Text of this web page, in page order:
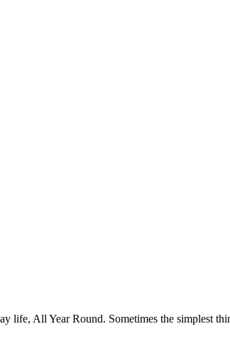
life, All Year Round. Sometimes the simplest